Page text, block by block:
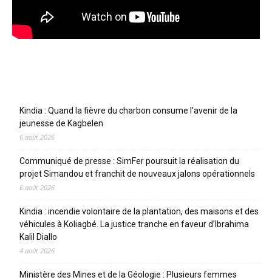
Kindia : Quand la fièvre du charbon consume l’avenir de la
jeunesse de Kagbelen
6 août 2026
Communiqué de presse : SimFer poursuit la réalisation du
projet Simandou et franchit de nouveaux jalons opérationnels
6 août 2026
Kindia : incendie volontaire de la plantation, des maisons et des
véhicules à Koliagbé. La justice tranche en faveur d’Ibrahima
Kalil Diallo
4 août 2026
Ministère des Mines et de la Géologie : Plusieurs femmes